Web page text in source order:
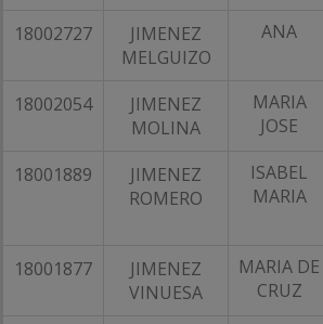
18002727
JIMENEZ
MELGUIZO
ANA
18002054
JIMENEZ
MOLINA
MARIA
JOSE
18001889
JIMENEZ
ROMERO
ISABEL
MARIA
18001877
JIMENEZ
VINUESA
MARIA DE
CRUZ